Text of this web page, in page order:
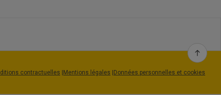
cliquez simplement sur la petite flèche
contractuelles |Mentions légales |Données personnelles et cookies